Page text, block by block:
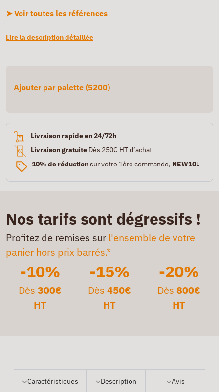
➤ Voir toutes les références
Lire la description détaillée
Ajouter par palette (5200)
Livraison rapide en 24/72h
Livraison gratuite Dès 250€ HT d’achat
10% de réductionsur votre 1ère commande, NEW10L
Nos tarifs sont dégressifs !
Profitez de remises sur l'ensemble de votre
panier hors prix barrés.*
-10%
Dès300€
HT
-15%
Dès 450€
HT
-20%
Dès 800€
HT
Caractéristiques Description Avis